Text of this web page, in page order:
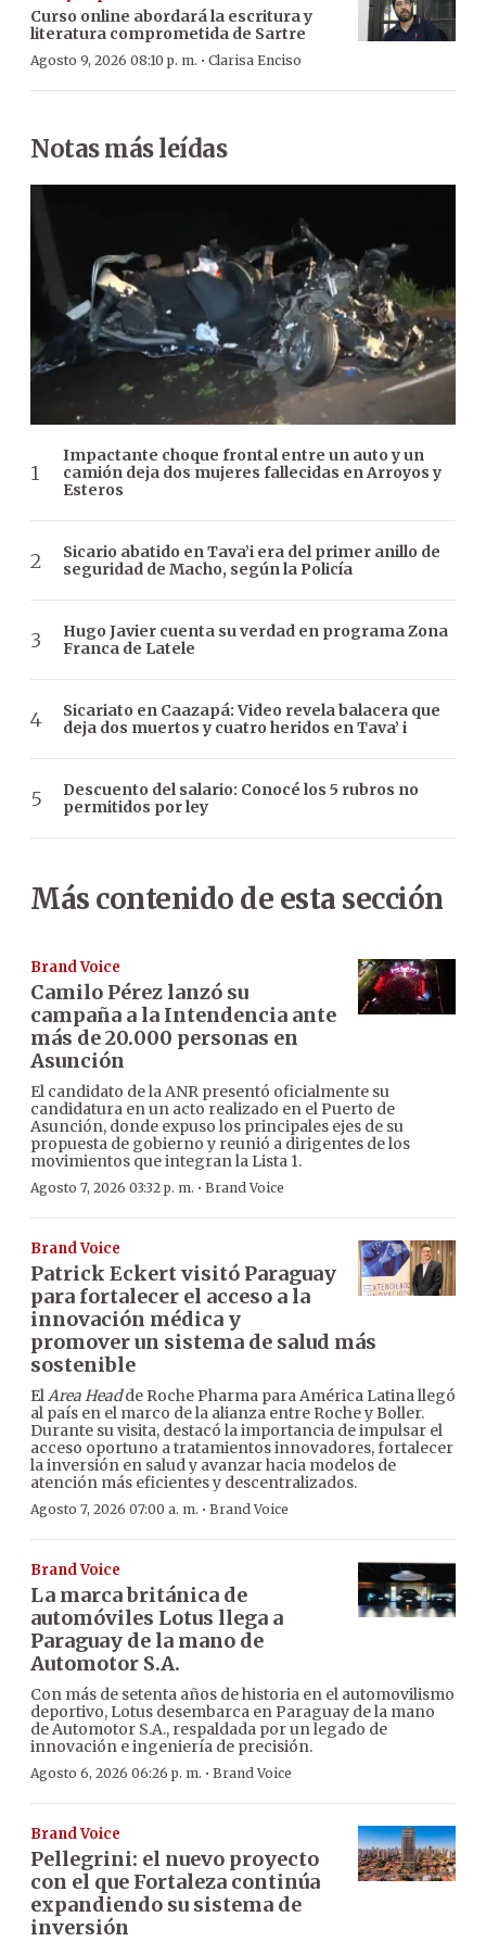
Curso online abordará la escritura y
literatura comprometida de Sartre
Agosto 9, 2026 08:10 p. m. · Clarisa Enciso
Notas más leídas
Impactante choque frontal entre un auto y un
camión deja dos mujeres fallecidas en Arroyos y
Esteros
Sicario abatido en Tava’i era del primer anillo de
seguridad de Macho, según la Policía
Hugo Javier cuenta su verdad en programa Zona
Franca de Latele
Sicariato en Caazapá: Video revela balacera que
deja dos muertos y cuatro heridos en Tava’ i
Descuento del salario: Conocé los 5 rubros no
permitidos por ley
Más contenido de esta sección
Brand Voice
Camilo Pérez lanzó su
campaña a la Intendencia ante
más de 20.000 personas en
Asunción
El candidato de la ANR presentó oficialmente su
candidatura en un acto realizado en el Puerto de
Asunción, donde expuso los principales ejes de su
propuesta de gobierno y reunió a dirigentes de los
movimientos que integran la Lista 1.
Agosto 7, 2026 03:32 p. m. · Brand Voice
Brand Voice
Patrick Eckert visitó Paraguay
para fortalecer el acceso a la
innovación médica y
promover un sistema de salud más
sostenible
ElArea Headde Roche Pharma para América Latina llegó
al país en el marco de la alianza entre Roche y Boller.
Durante su visita, destacó la importancia de impulsar el
acceso oportuno a tratamientos innovadores, fortalecer
la inversión en salud y avanzar hacia modelos de
atención más eficientes y descentralizados.
Agosto 7, 2026 07:00 a. m. · Brand Voice
Brand Voice
La marca británica de
automóviles Lotus llega a
Paraguay de la mano de
Automotor S.A.
Con más de setenta años de historia en el automovilismo
deportivo, Lotus desembarca en Paraguay de la mano
de Automotor S.A., respaldada por un legado de
innovación e ingeniería de precisión.
Agosto 6, 2026 06:26 p. m. · Brand Voice
Brand Voice
Pellegrini: el nuevo proyecto
con el que Fortaleza continúa
expandiendo su sistema de
inversión